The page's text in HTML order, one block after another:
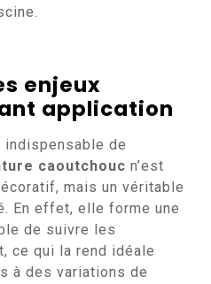
enjeux
application
indispensable de
caoutchouc n’est
mais un véritable
En effet, elle forme une
de suivre les
ce qui la rend idéale
à des variations de